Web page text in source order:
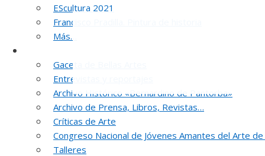
EScultura 2021
Francisco Pradilla. Pintura de historia
Más…
Gaceta de Bellas Artes
Entrevistas y reportajes
Archivo Histórico «Bernardino de Pantorba»
Archivo de Prensa, Libros, Revistas…
Críticas de Arte
Congreso Nacional de Jóvenes Amantes del Arte de
Talleres